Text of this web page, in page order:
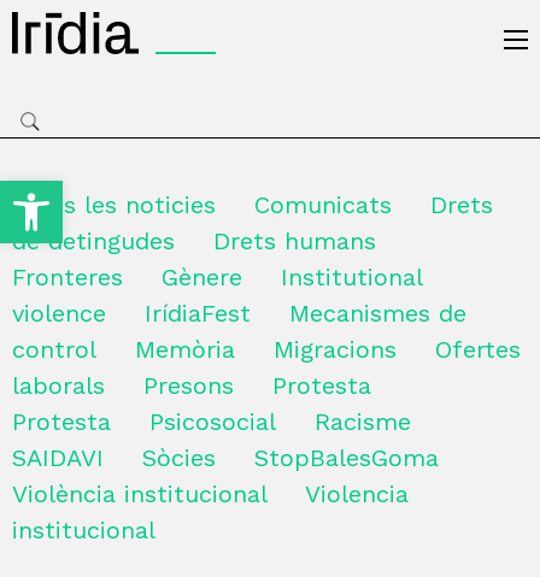
Obre la barra d'eines
Totes les noticies Comunicats
Drets
de detingudes
Drets humans
Fronteres
Gènere
Institutional
violence
IrídiaFest
Mecanismes de
control
Memòria Migracions
Ofertes
laborals
Presons
Protesta
Protesta
Psicosocial
Racisme
SAIDAVI
Sòcies
StopBalesGoma
Violència institucional
Violencia
institucional